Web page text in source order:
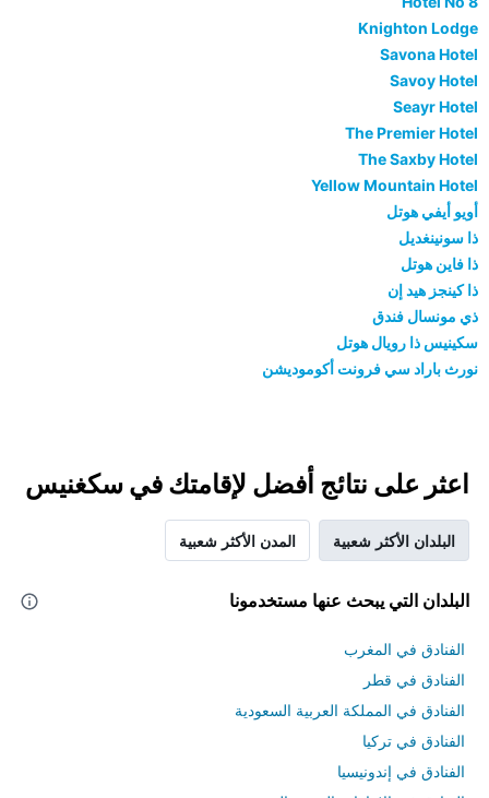
Knighton Lodge
Savona Hotel
Savoy Hotel
Seayr Hotel
The Premier Hotel
The Saxby Hotel
Yellow Mountain Hotel
أويو أيفي هوتل
ذا سونينغديل
ذا فاين هوتل
ذا كينجز هيد إن
ذي مونسال فندق
سكينيس ذا رويال هوتل
نورث باراد سي فرونت أكوموديشن
اعثر على نتائج أفضل لإقامتك في سكغنيس
البلدان الأكثر شعبية المدن الأكثر شعبية
البلدان التي يبحث عنها مستخدمونا
الفنادق في المغرب
الفنادق في قطر
الفنادق في المملكة العربية السعودية
الفنادق في تركيا
الفنادق في إندونيسيا